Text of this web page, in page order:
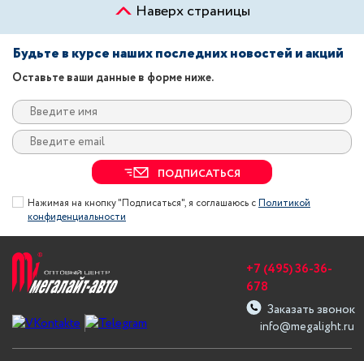
Наверх страницы
Будьте в курсе наших последних новостей и акций
Оставьте ваши данные в форме ниже.
ПОДПИСАТЬСЯ
Нажимая на кнопку "Подписаться", я соглашаюсь сПолитикой
конфиденциальности
info@megalight.ru
+7 (495) 36-36-
678
Заказать звонок